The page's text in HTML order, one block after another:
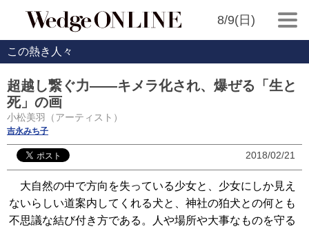
8/9(日)
この熱き人々
超越し繋ぐ力――キメラ化され、爆ぜる「生と
死」の画
小松美羽（アーティスト）
吉永みち子
2018/02/21
大自然の中で方向を失っている少女と、少女にしか見え
ないらしい道案内してくれる犬と、神社の狛犬との何とも
不思議な結び付き方である。人や場所や大事なものを守る